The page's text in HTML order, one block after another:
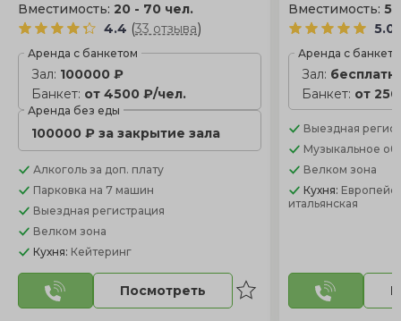
Вместимость: 20 - 70 чел.
4.4 (33 отзыва)
Аренда с банкетом
Зал: 100000 ₽
Банкет: от 4500 ₽/чел.
Аренда без еды
100000 ₽ за закрытие зала
Алкоголь за доп. плату
Парковка на 7 машин
Выездная регистрация
Велком зона
Кухня: Кейтеринг
Посмотреть
Вместимость:5
5.0
Аренда с
Зал:
Банкет: от
Выездная
Музыкальное
Велком зона
Кухня:
итальянская